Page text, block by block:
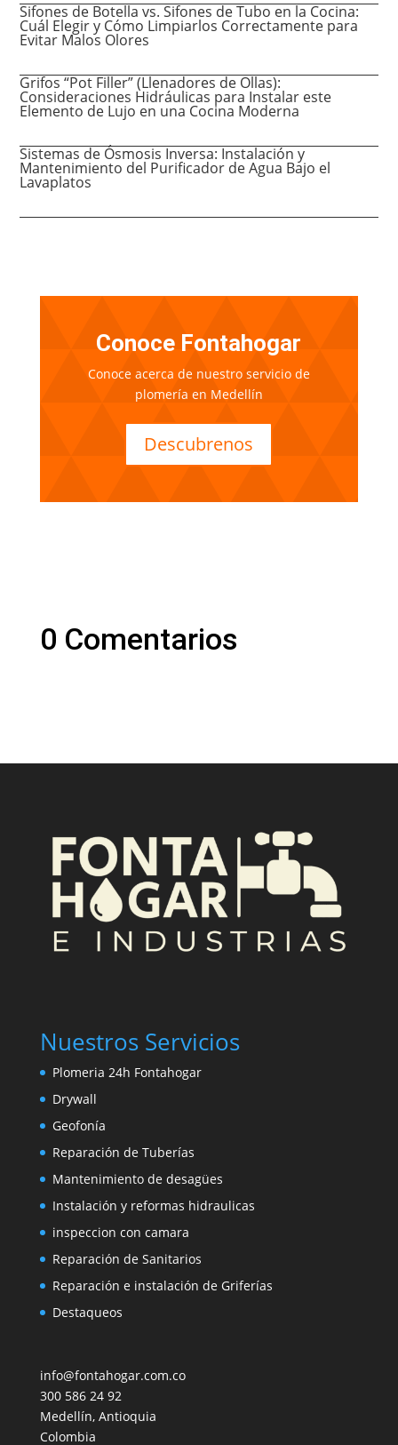
Sifones de Botella vs. Sifones de Tubo en la Cocina:
Cuál Elegir y Cómo Limpiarlos Correctamente para
Evitar Malos Olores
Grifos “Pot Filler” (Llenadores de Ollas):
Consideraciones Hidráulicas para Instalar este
Elemento de Lujo en una Cocina Moderna
Sistemas de Ósmosis Inversa: Instalación y
Mantenimiento del Purificador de Agua Bajo el
Lavaplatos
Conoce Fontahogar
Conoce acerca de nuestro servicio de
plomería en Medellín
Descubrenos
0 Comentarios
Nuestros Servicios
Plomeria 24h Fontahogar
Drywall
Geofonía
Reparación de Tuberías
Mantenimiento de desagües
Instalación y reformas hidraulicas
inspeccion con camara
Reparación de Sanitarios
Reparación e instalación de Griferías
Destaqueos
info@fontahogar.com.co
300 586 24 92
Medellín, Antioquia
Colombia